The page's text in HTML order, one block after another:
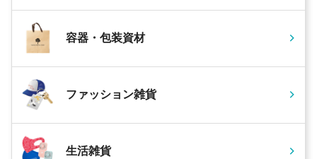
容器・包装資材
ファッション雑貨
生活雑貨